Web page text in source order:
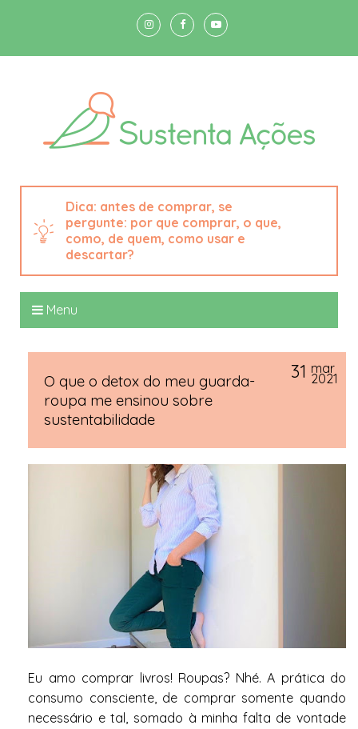
antes de comprar, se
pergunte: por que comprar, o que,
como, de quem, como usar e
descartar?
Menu
O que o detox do meu guarda-
roupa me ensinou sobre
sustentabilidade
31 mar
2021
Eu amo comprar livros! Roupas? Nhé. A prática do
consumo consciente, de comprar somente quando
necessário e tal, somado à minha falta de vontade